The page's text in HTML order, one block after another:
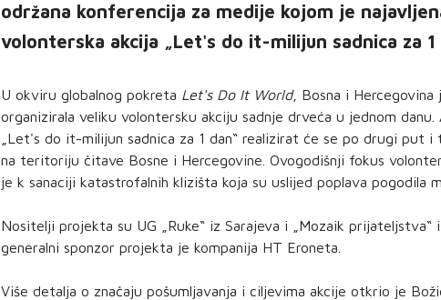
održana konferencija za medije kojom je
volonterska akcija „Let's do it-milijun sadnica za 1
U okviru globalnog pokreta Let's Do It World, Bosna i Hercegovina
organizirala veliku volontersku akciju sadnje drveća u jednom danu.
„Let's do it-milijun sadnica za 1 dan“ realizirat će se po drugi put i
na teritoriju čitave Bosne i Hercegovine. Ovogodišnji fokus
je k sanaciji katastrofalnih klizišta koja su uslijed poplava pogodila
Nositelji projekta su UG „Ruke“ iz Sarajeva i „Mozaik prijateljstva“
generalni sponzor projekta je kompanija HT Eroneta.
Više detalja o značaju pošumljavanja i ciljevima akcije otkrio je